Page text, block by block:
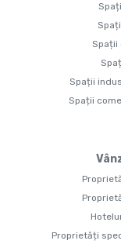
Spații
Spații
Spații
Proprietăți